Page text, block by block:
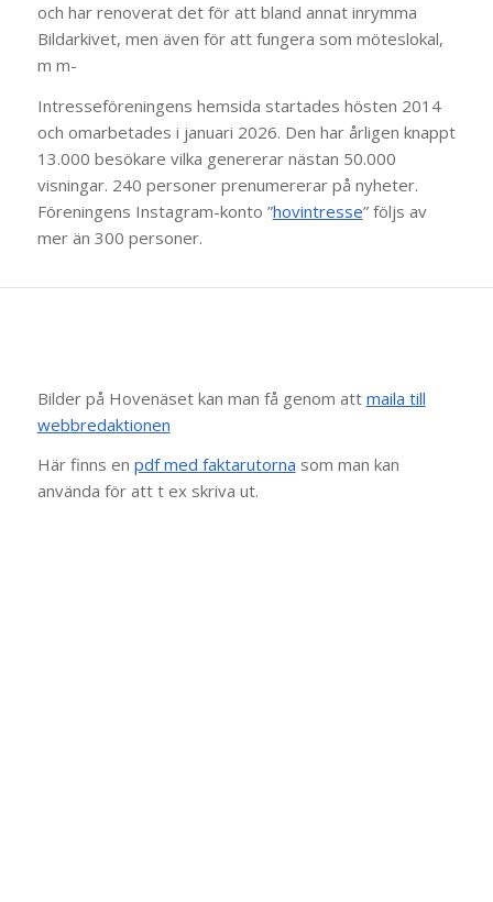
och har renoverat det för att bland annat inrymma
Bildarkivet, men även för att fungera som möteslokal,
m m-
Intresseföreningens hemsida startades hösten 2014
och omarbetades i januari 2026. Den har årligen knappt
13.000 besökare vilka genererar nästan 50.000
visningar. 240 personer prenumererar på nyheter.
Föreningens Instagram-konto ”hovintresse” följs av
mer än 300 personer.
Bilder på Hovenäset kan man få genom att maila till
webbredaktionen
Här finns en pdf med faktarutorna som man kan
använda för att t ex skriva ut.